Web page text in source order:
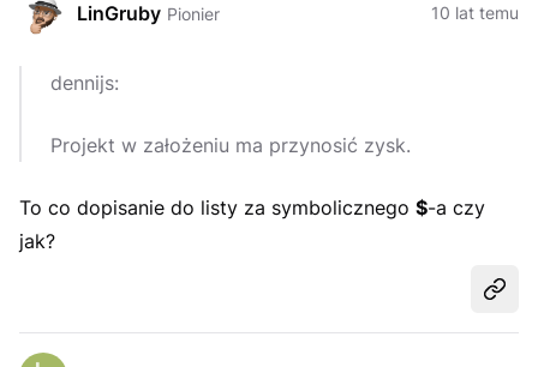
LinGruby Pionier 10 lat temu
dennijs:
Projekt w założeniu ma przynosić zysk.
To co dopisanie do listy za symbolicznego $-a czy
jak?